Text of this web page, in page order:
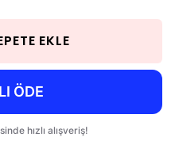
EKLE